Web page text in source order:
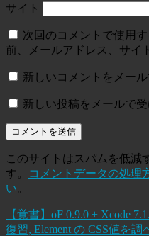
サイト
次回のコメントで使用
前、メールアドレス、サイ
新しいコメントをメー
新しい投稿をメールで
このサイトはスパムを低減
す。
コメントデータの処理
い。
【覚書】oF 0.9.0 + Xcode
復習, Element の CSS値を調